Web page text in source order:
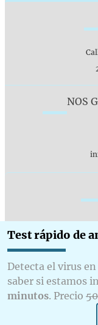
NOS
© 2020
2020 Clínica Estibel
Test rápido de
Detecta el virus
saber si estamos
minutos. Precio